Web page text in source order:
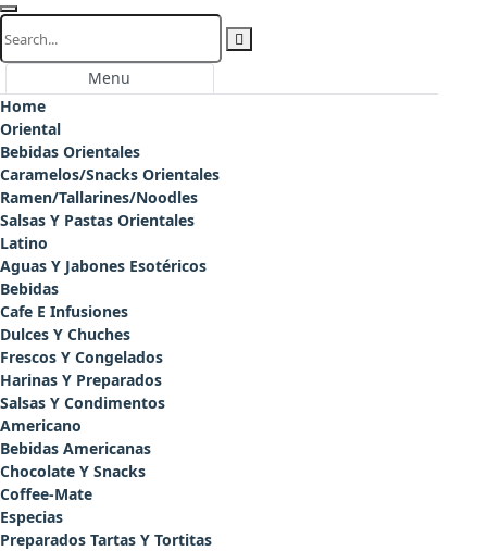
Menu
Home
Oriental
Bebidas Orientales
Caramelos/Snacks Orientales
Ramen/Tallarines/Noodles
Salsas Y Pastas Orientales
Latino
Aguas Y Jabones Esotéricos
Bebidas
Cafe E Infusiones
Dulces Y Chuches
Frescos Y Congelados
Harinas Y Preparados
Salsas Y Condimentos
Americano
Bebidas Americanas
Chocolate Y Snacks
Coffee-Mate
Especias
Preparados Tartas Y Tortitas